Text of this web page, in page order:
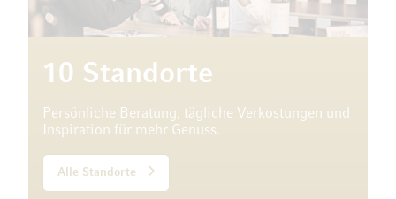
10 Standorte
Persönliche Beratung, tägliche Verkostungen und
Inspiration für mehr Genuss.
Alle Standorte